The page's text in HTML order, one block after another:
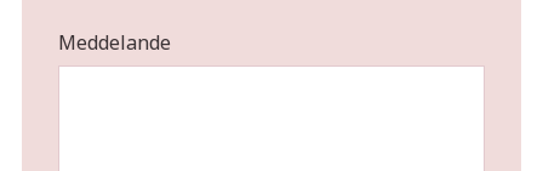
Meddelande